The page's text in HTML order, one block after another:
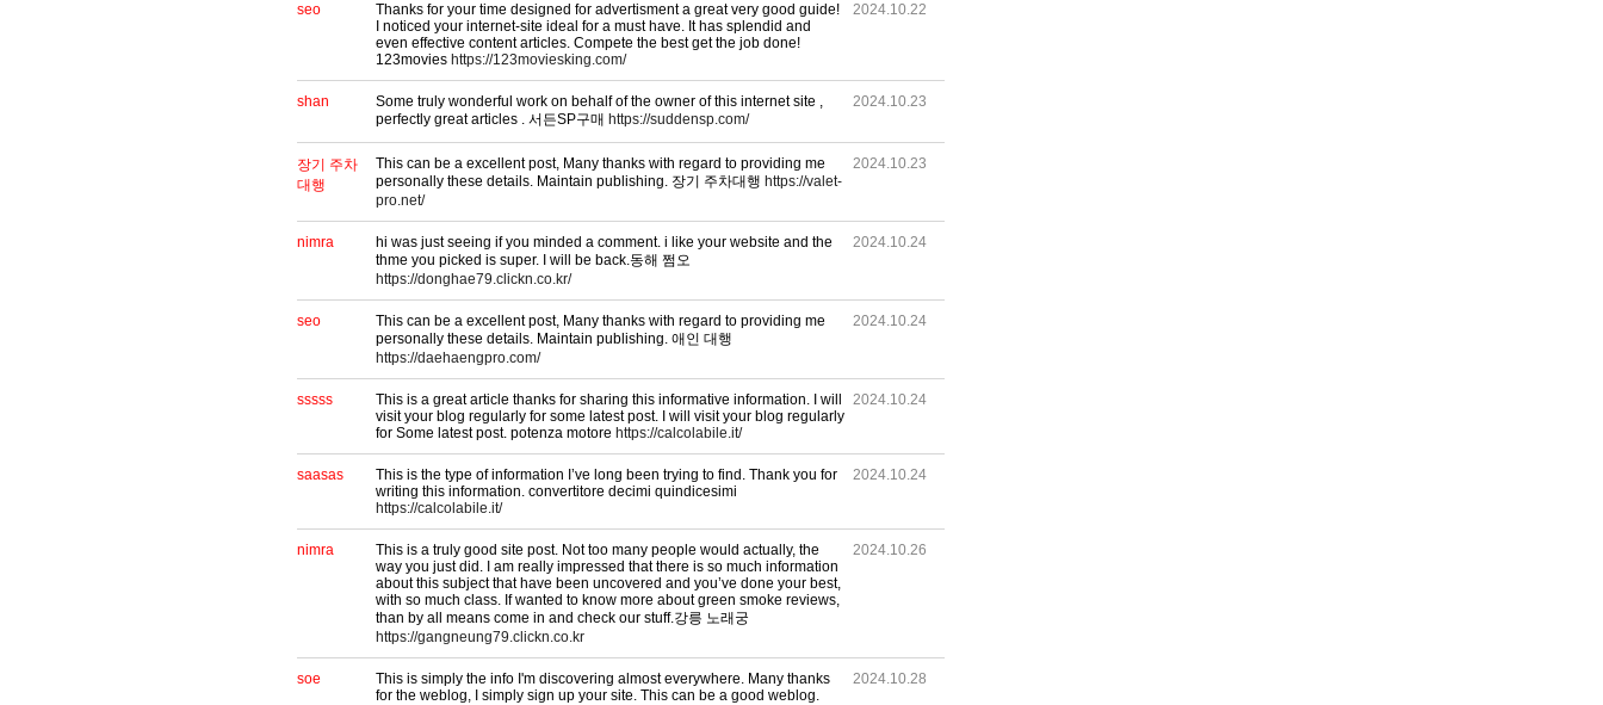
seo
Thanks for your time designed for advertisment a great very good guide!
I noticed your internet-site ideal for a must have. It has splendid and
even effective content articles. Compete the best get the job done!
123movies https://123moviesking.com/
2024.10.22
shan
Some truly wonderful work on behalf of the owner of this internet site ,
perfectly great articles . 서든SP구매 https://suddensp.com/
2024.10.23
장기 주차
대행
This can be a excellent post, Many thanks with regard to providing me
personally these details. Maintain publishing. 장기 주차대행 https://valet-
pro.net/
2024.10.23
nimra
hi was just seeing if you minded a comment. i like your website and the
thme you picked is super. I will be back.동해 쩜오
https://donghae79.clickn.co.kr/
2024.10.24
seo
This can be a excellent post, Many thanks with regard to providing me
personally these details. Maintain publishing. 애인 대행
https://daehaengpro.com/
2024.10.24
sssss
This is a great article thanks for sharing this informative information. I will
visit your blog regularly for some latest post. I will visit your blog regularly
for Some latest post. potenza motore https://calcolabile.it/
2024.10.24
saasas
This is the type of information I’ve long been trying to find. Thank you for
writing this information. convertitore decimi quindicesimi
https://calcolabile.it/
2024.10.24
nimra
This is a truly good site post. Not too many people would actually, the
way you just did. I am really impressed that there is so much information
about this subject that have been uncovered and you’ve done your best,
with so much class. If wanted to know more about green smoke reviews,
than by all means come in and check our stuff.강릉 노래궁
https://gangneung79.clickn.co.kr
2024.10.26
soe
This is simply the info I'm discovering almost everywhere. Many thanks
for the weblog, I simply sign up your site. This can be a good weblog.
2024.10.28